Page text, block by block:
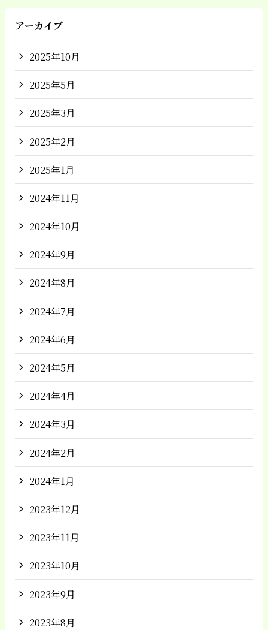
アーカイブ
2025年10月
2025年5月
2025年3月
2025年2月
2025年1月
2024年11月
2024年10月
2024年9月
2024年8月
2024年7月
2024年6月
2024年5月
2024年4月
2024年3月
2024年2月
2024年1月
2023年12月
2023年11月
2023年10月
2023年9月
2023年8月